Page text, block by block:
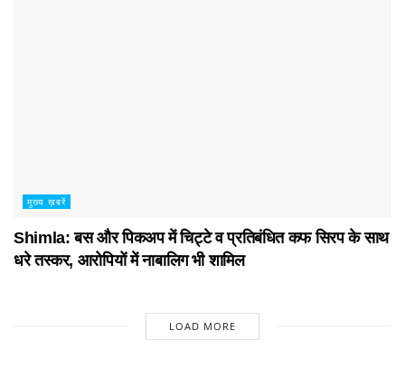
मुख्य ख़बरें
Shimla: बस और पिकअप में चिट्टे व प्रतिबंधित कफ सिरप के साथ
धरे तस्कर, आरोपियों में नाबालिग भी शामिल
LOAD MORE